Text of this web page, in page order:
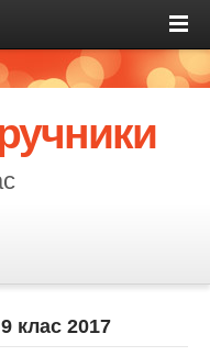
клас 2017